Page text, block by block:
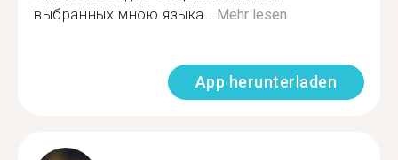
выбранных мною языка... Mehr lesen
App herunterladen